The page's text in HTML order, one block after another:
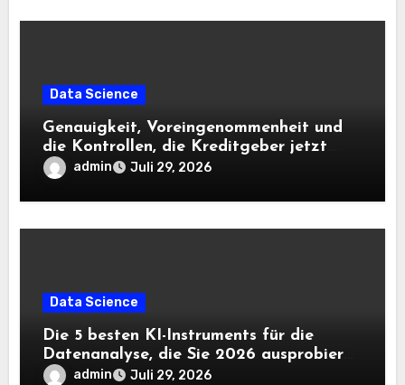
Data Science
Genauigkeit, Voreingenommenheit und
die Kontrollen, die Kreditgeber jetzt
benötigen |
admin Juli 29, 2026
Data Science
Die 5 besten KI-Instruments für die
Datenanalyse, die Sie 2026 ausprobieren
solltenadmin Juli 29, 2026